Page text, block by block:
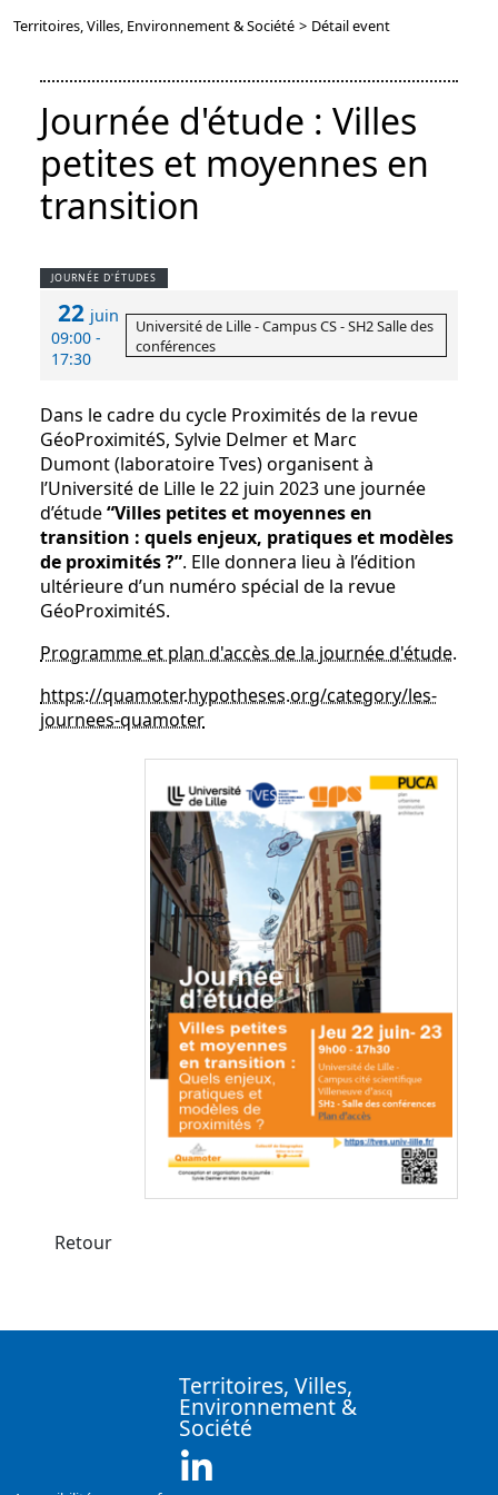
Territoires, Villes, Environnement & Société > Détail event
Journée d'étude : Villes
petites et moyennes en
transition
JOURNÉE D'ÉTUDES
22 juin
09:00 -
17:30
Université de Lille - Campus CS - SH2 Salle des
conférences
Dans le cadre du cycle Proximités de la revue
GéoProximitéS, Sylvie Delmer et Marc
Dumont (laboratoire Tves) organisent à
l’Université de Lille le 22 juin 2023 une journée
d’étude“Villes petites et moyennes en
transition : quels enjeux, pratiques et modèles
de proximités ?”. Elle donnera lieu à l’édition
ultérieure d’un numéro spécial de la revue
GéoProximitéS.
Programme et plan d'accès de la journée d'étude.
https://quamoter.hypotheses.org/category/les-
journees-quamoter
Retour
Territoires, Villes,
Environnement &
Société